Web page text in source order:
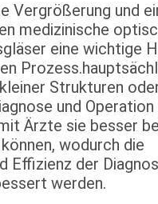
Vergrößerung und
medizinische
eine wichtige
Strukturen
und Operation
Ärzte sie besser
wodurch die
Effizienz der
werden.